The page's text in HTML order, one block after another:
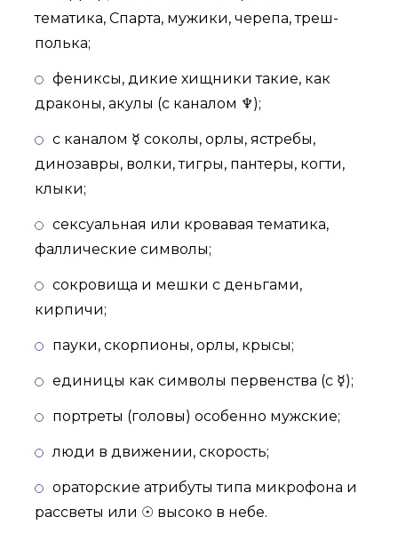
тематика, Спарта, мужики, черепа, треш-
полька;
фениксы, дикие хищники такие, как
драконы, акулы (с каналом ♆);
с каналом ☿ соколы, орлы, ястребы,
динозавры, волки, тигры, пантеры, когти,
клыки;
сексуальная или кровавая тематика,
фаллические символы;
сокровища и мешки с деньгами,
кирпичи;
пауки, скорпионы, орлы, крысы;
единицы как символы первенства (с ☿);
портреты (головы) особенно мужские;
люди в движении, скорость;
ораторские атрибуты типа микрофона и
рассветы или ☉ высоко в небе.